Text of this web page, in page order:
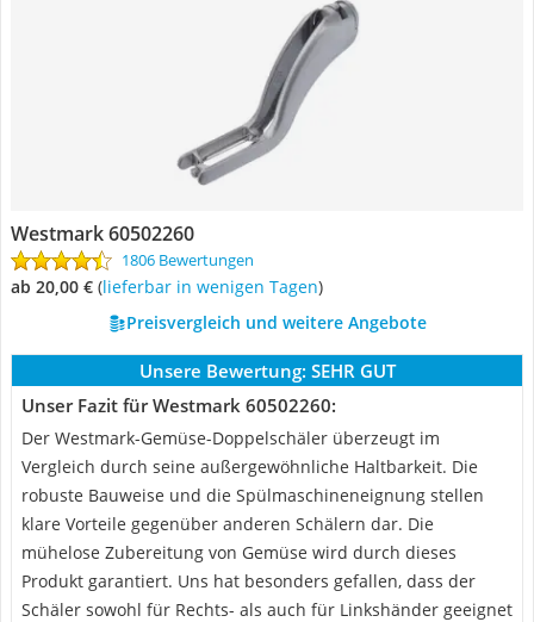
Westmark 60502260
1806 Bewertungen
ab 20,00 € ( Lieferbar in wenigen Tagen)
Preisvergleich und weitere Angebote
Unsere Bewertung: SEHR GUT
Unser Fazit für Westmark 60502260:
Der Westmark-Gemüse-Doppelschäler überzeugt im
Vergleich durch seine außergewöhnliche Haltbarkeit. Die
robuste Bauweise und die Spülmaschineneignung stellen
klare Vorteile gegenüber anderen Schälern dar. Die
mühelose Zubereitung von Gemüse wird durch dieses
Produkt garantiert. Uns hat besonders gefallen, dass der
Schäler sowohl für Rechts- als auch für Linkshänder geeignet